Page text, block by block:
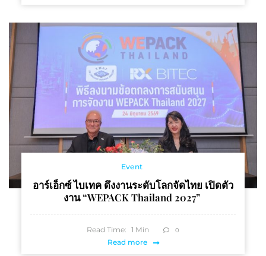
Event
อาร์เอ็กซ์ ไบเทค ดึงงานระดับโลกจัดไทย เปิดตัว
งาน “WEPACK Thailand 2027”
Read Time: 1 Min 0
Read more